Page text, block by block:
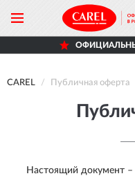
CAREL Публичная оферта
Настоящий документ –